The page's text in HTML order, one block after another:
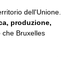
dell'Unione.
produzione,
che Bruxelles